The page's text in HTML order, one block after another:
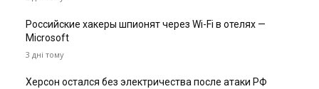
Российские хакеры шпионят через Wi-Fi в отелях —
Microsoft
3 дні тому
Херсон остался без электричества после атаки РФ